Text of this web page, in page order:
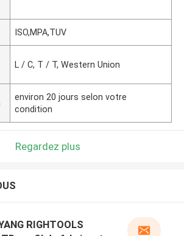
ISO,MPA,TUV
L / C, T / T, Western Union
environ 20 jours selon votre
condition
Regardez plus
RIGHTOOLS